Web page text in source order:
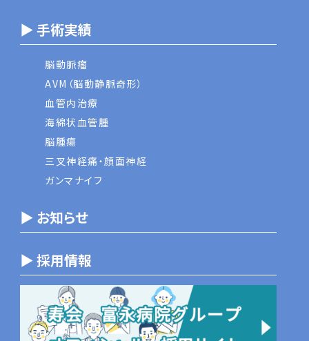
▶ 手術実績
脳動脈瘤
AVM（脳動静脈奇形）
血管内治療
海綿状血管腫
脳腫瘍
三叉神経痛・顔面神経
ガンマナイフ
▶ お知らせ
▶ 採用情報